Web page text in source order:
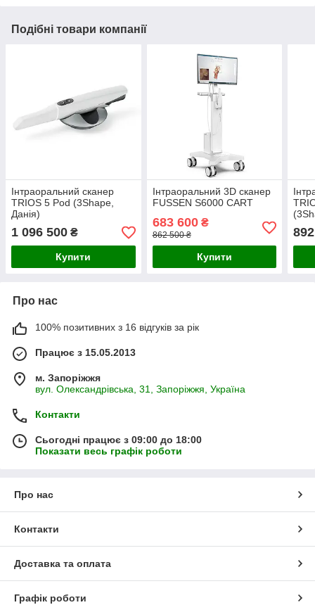
Подібні товари компанії
Інтраоральний сканер
TRIOS 5 Pod (3Shape,
Данія)
1 096 500 ₴
Купити
Інтраоральний 3D сканер
FUSSEN S6000 CART
683 600₴
862 500 ₴
Купити
Про нас
100% позитивних з 16 відгуків за рік
Працює з 15.05.2013
м. Запоріжжя
вул. Олександрівська, 31, Запоріжжя, Україна
Контакти
Сьогодні працює з 09:00 до 18:00
Показати весь графік роботи
Про нас
Контакти
Доставка та оплата
Графік роботи